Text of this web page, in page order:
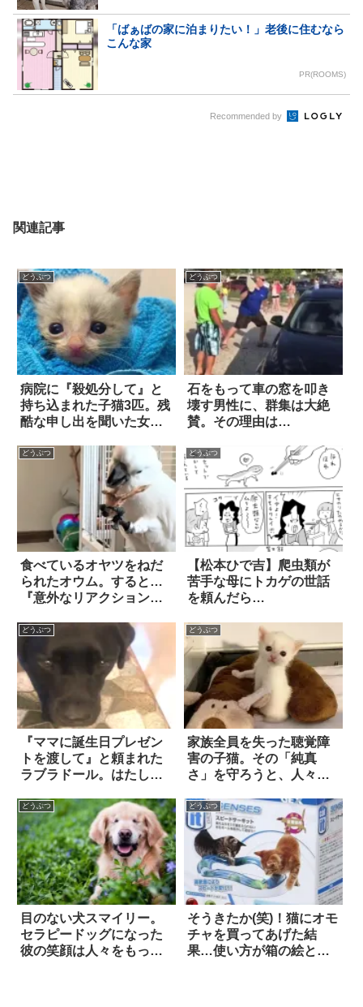
「ばぁばの家に泊まりたい！」老後に住むなら
こんな家
PR(ROOMS)
Recommended by
関連記事
どうぶつ
病院に『殺処分して』と
持ち込まれた子猫3匹。残
酷な申し出を聞いた女性
どうぶつ
石をもって車の窓を叩き
壊す男性に、群集は大絶
賛。その理由は…
どうぶつ
食べているオヤツをねだ
られたオウム。すると…
『意外なリアクション』
どうぶつ
【松本ひで吉】爬虫類が
苦手な母にトカゲの世話
を頼んだら…
どうぶつ
『ママに誕生日プレゼン
トを渡して』と頼まれた
ラブラドール。はたして
か！？
どうぶつ
家族全員を失った聴覚障
害の子猫。その「純真
さ」を守ろうと、人々は
どうぶつ
目のない犬スマイリー。
セラピードッグになった
彼の笑顔は人々をもっと
どうぶつ
そうきたか(笑)！猫にオモ
チャを買ってあげた結
果…使い方が箱の絵と全